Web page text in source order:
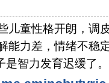
儿童性格开朗，调
能力差，情绪不稳
是智力发育迟缓了